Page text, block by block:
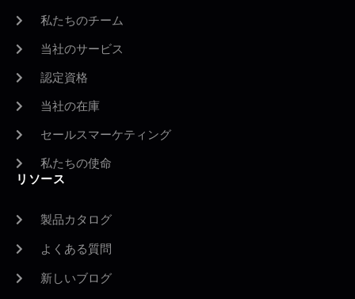
私たちのチーム
当社のサービス
認定資格
当社の在庫
セールスマーケティング
私たちの使命
リソース
製品カタログ
よくある質問
新しいブログ